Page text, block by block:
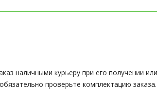
наличными курьеру при его получении
проверьте комплектацию заказа.